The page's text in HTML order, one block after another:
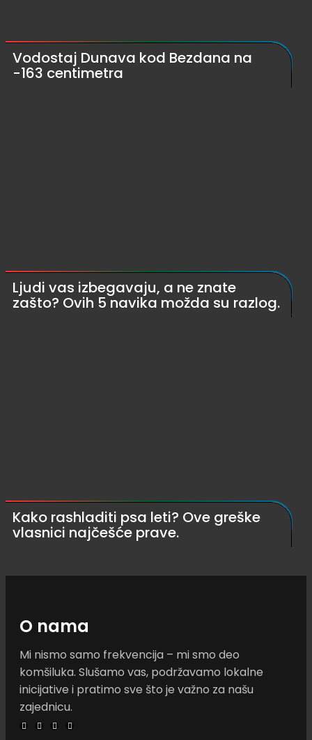
Vodostaj Dunava kod Bezdana na
-163 centimetra
Ljudi vas izbegavaju, a ne znate
zašto? Ovih 5 navika možda su razlog.
Kako rashladiti psa leti? Ove greške
vlasnici najčešće prave.
O nama
Mi nismo samo frekvencija – mi smo deo
komšiluka. Slušamo vas, podržavamo lokalne
inicijative i pratimo sve što je važno za našu
zajednicu.